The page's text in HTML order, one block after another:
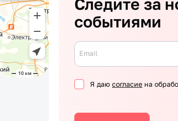
Следите за
событиями
Email
Я даю согласие на